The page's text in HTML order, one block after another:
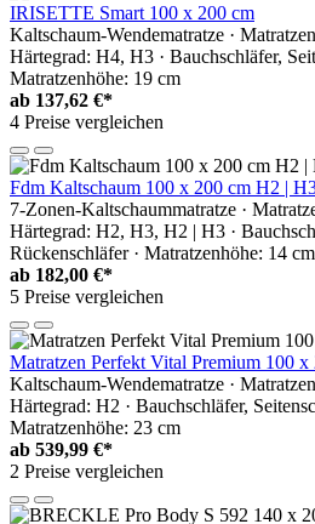
IRISETTE Smart 100 x 200 cm
Kaltschaum-Wendematratze ·
Härtegrad: H4, H3 · Bauchschläfer,
Matratzenhöhe: 19 cm
ab 137,62 €*
4 Preise vergleichen
Fdm Kaltschaum 100 x 200 cm H2 |
7-Zonen-Kaltschaummatratze ·
Härtegrad: H2, H3, H2 | H3 ·
Rückenschläfer · Matratzenhöhe: 14 cm
ab 182,00 €*
5 Preise vergleichen
Matratzen Perfekt Vital Premium 100 x
Kaltschaum-Wendematratze ·
Härtegrad: H2 · Bauchschläfer,
Matratzenhöhe: 23 cm
ab 539,99 €*
2 Preise vergleichen